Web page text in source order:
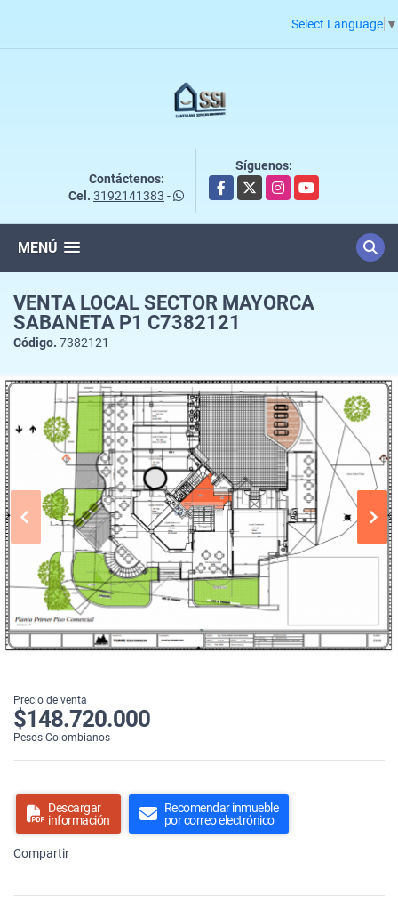
Select Language ▼
Contáctenos:
Cel. 3192141383 -
Síguenos:
Facebook
X InstagramYouTube
MENÚ
VENTA LOCAL SECTOR MAYORCA
SABANETA P1 C7382121
Código. 7382121
Precio de venta
$148.720.000
Pesos Colombianos
Descargar
información
Recomendar inmueble
por correo electrónico
Compartir